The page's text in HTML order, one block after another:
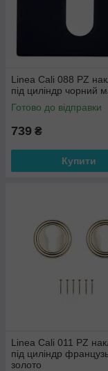
Linea Cali 088 PZ
під циліндр чорний
Готово до відправки
739 ₴
Купити
Linea Cali 011 PZ
під циліндр
золото